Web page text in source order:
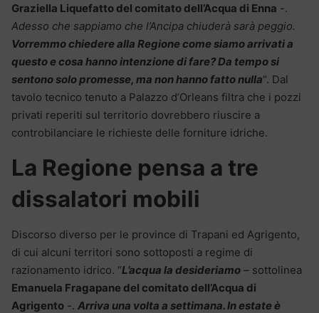
Graziella Liquefatto del comitato dell’Acqua di Enna -.
Adesso che sappiamo che l’Ancipa chiuderà sarà peggio.
Vorremmo chiedere alla Regione come siamo arrivati a
questo e cosa hanno intenzione di fare? Da tempo si
sentono solo promesse, ma non hanno fatto nulla“. Dal
tavolo tecnico tenuto a Palazzo d’Orleans filtra che i pozzi
privati reperiti sul territorio dovrebbero riuscire a
controbilanciare le richieste delle forniture idriche.
La Regione pensa a tre
dissalatori mobili
Discorso diverso per le province di Trapani ed Agrigento,
di cui alcuni territori sono sottoposti a regime di
razionamento idrico. “L’acqua la desideriamo – sottolinea
Emanuela Fragapane del comitato dell’Acqua di
Agrigento -. Arriva una volta a settimana. In estate è